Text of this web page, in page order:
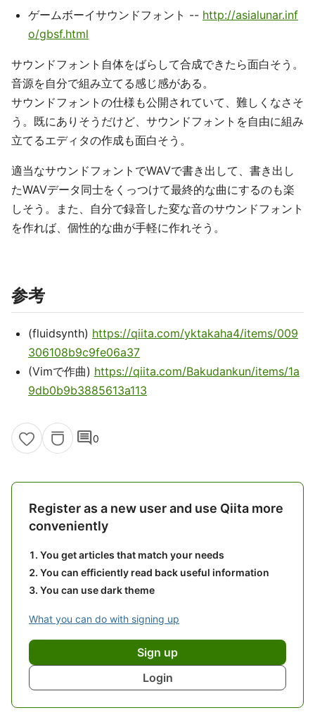
ゲームボーイサウンドフォント -- http://asialunar.inf
o/gbsf.html
サウンドフォント自体をばらして合成できたら面白そう。
音源を自分で組み立てる感じ感がある。
サウンドフォントの仕様も公開されていて、難しくなさそ
う。既にありそうだけど、サウンドフォントを自由に組み
立てるエディタの作成も面白そう。
適当なサウンドフォントでWAVで書き出して、書き出し
たWAVデータ同士をくっつけて最終的な曲にするのも楽
しそう。また、自分で録音した変な音のサウンドフォント
を作れば、個性的な曲が手軽に作れそう。
参考
(fluidsynth) https://qiita.com/yktakaha4/items/009
306108b9c9fe06a37
(Vimで作曲) https://qiita.com/Bakudankun/items/1a
9db0b9b3885613a113
comment0
Register as a new user and use Qiita more
conveniently
You get articles that match your needs
You can efficiently read back useful information
You can use dark theme
What you can do with signing up
Sign up
Login